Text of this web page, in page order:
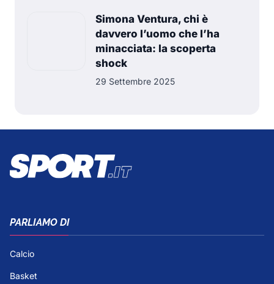
Simona Ventura, chi è
davvero l’uomo che l’ha
minacciata: la scoperta
shock
29 Settembre 2025
PARLIAMO DI
Calcio
Basket